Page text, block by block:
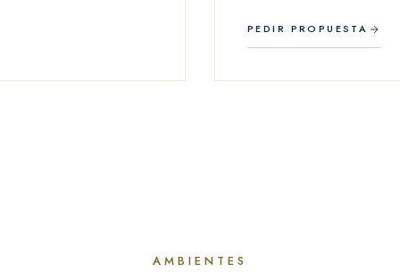
PEDIR PROPUESTA
AMBIENTES